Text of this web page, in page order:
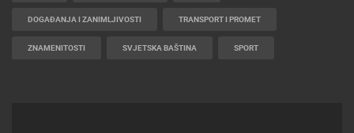
DOGAĐANJA I ZANIMLJIVOSTI TRANSPORT I PROMET
ZNAMENITOSTI SVJETSKA BAŠTINA SPORT